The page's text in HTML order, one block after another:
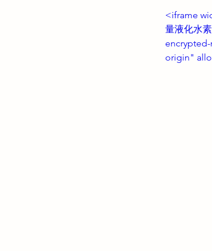
<iframe
量液化水
origin"